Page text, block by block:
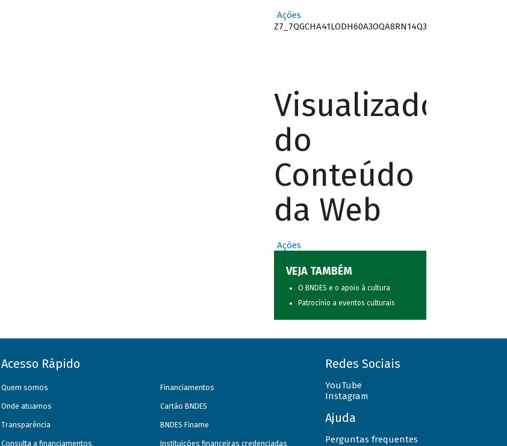
Ações
Z7_7QGCHA41LODH60A3OQA8RN14Q3
Visualizador
do
Conteúdo
da Web
Ações
VEJA TAMBÉM
O BNDES e o apoio à cultura
Patrocínio a eventos culturais
Acesso Rápido
Quem somos
Onde atuamos
Transparência
Consulta a financiamentos
Financiamentos
Cartão BNDES
BNDES Finame
Instituições financeiras credenciadas
Redes Sociais
YouTube
Instagram
Ajuda
Perguntas frequentes